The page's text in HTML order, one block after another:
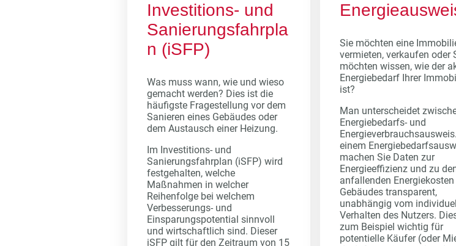
Investitions- und
Sanierungsfahrpla
n (iSFP)
Was muss wann, wie und wieso
gemacht werden? Dies ist die
häufigste Fragestellung vor dem
Sanieren eines Gebäudes oder
dem Austausch einer Heizung.
Im Investitions- und
Sanierungsfahrplan (iSFP) wird
festgehalten, welche
Maßnahmen in welcher
Reihenfolge bei welchem
Verbesserungs- und
Einsparungspotential sinnvoll
und wirtschaftlich sind. Dieser
iSFP gilt für den Zeitraum von 15
Sie möchten eine
vermieten, verkaufen oder
möchten wissen, wie der
Energiebedarf Ihrer
ist?
Man unterscheidet
Energiebedarfs- und
einem
machen Sie Daten zur
Energieeffizienz und zu
anfallenden Energiekosten
Gebäudes transparent,
unabhängig vom
Verhalten des Nutzers.
zum Beispiel wichtig für
potentielle Käufer (oder